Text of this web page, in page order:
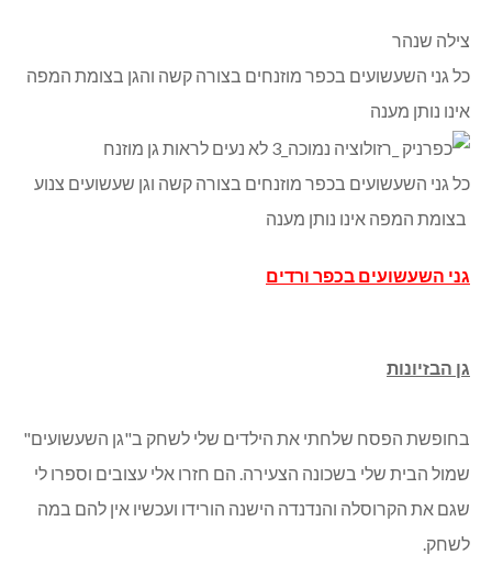
צילה שנהר
כל גני השעשועים בכפר מוזנחים בצורה קשה והגן בצומת המפה
אינו נותן מענה
כל גני השעשועים בכפר מוזנחים בצורה קשה וגן שעשועים צנוע
בצומת המפה אינו נותן מענה
גני השעשועים בכפר ורדים
גן הבזיונות
בחופשת הפסח שלחתי את הילדים שלי לשחק ב"גן השעשועים"
שמול הבית שלי בשכונה הצעירה. הם חזרו אלי עצובים וספרו לי
שגם את הקרוסלה והנדנדה הישנה הורידו ועכשיו אין להם במה
לשחק.